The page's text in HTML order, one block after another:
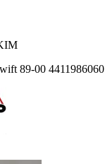
89-00 4411986060